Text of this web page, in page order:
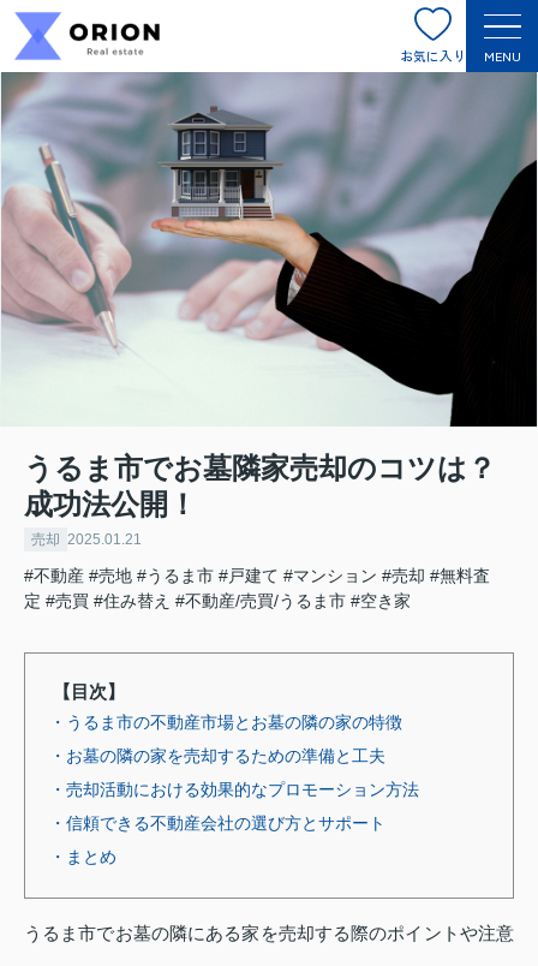
お気に入り MENU
うるま市でお墓隣家売却のコツは？
成功法公開！
売却 2025.01.21
#不動産 #売地 #うるま市 #戸建て #マンション #売却 #無料査
定 #売買 #住み替え #不動産/売買/うるま市 #空き家
【目次】
・うるま市の不動産市場とお墓の隣の家の特徴
・お墓の隣の家を売却するための準備と工夫
・売却活動における効果的なプロモーション方法
・信頼できる不動産会社の選び方とサポート
・まとめ
うるま市でお墓の隣にある家を売却する際のポイントや注意